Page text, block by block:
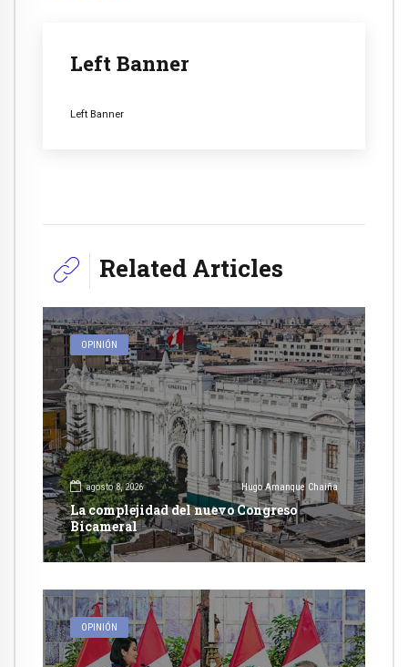
Left Banner
Left Banner
Related Articles
OPINIÓN
agosto 8, 2026 Hugo Amanque Chaiña
La complejidad del nuevo Congreso
Bicameral
OPINIÓN